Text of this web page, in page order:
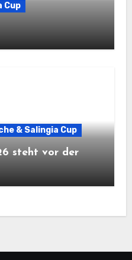
Cup
& Salingia Cup
steht vor der